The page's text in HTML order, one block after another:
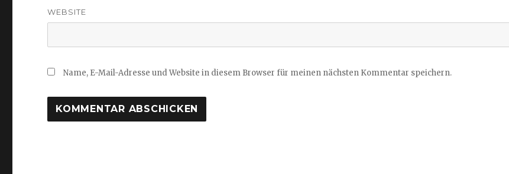
WEBSITE
Name, E-Mail-Adresse und Website in diesem Browser für meinen nächsten Kommentar speichern.